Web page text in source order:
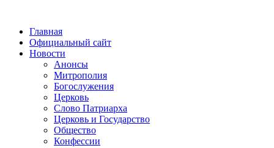
Главная
Официальный сайт
Новости
Анонсы
Митрополия
Богослужения
Церковь
Слово Патриарха
Церковь и Государство
Общество
Конфессии